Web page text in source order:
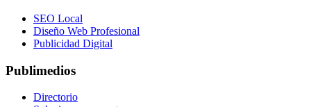
SEO Local
Diseño Web Profesional
Publicidad Digital
Publimedios
Directorio